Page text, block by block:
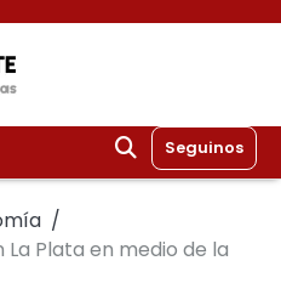
Seguinos
Plata en medio de la